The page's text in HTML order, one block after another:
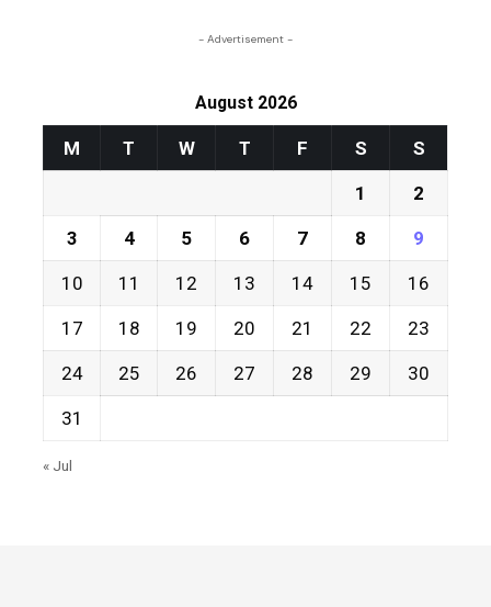
- Advertisement -
August 2026
M T W T F S S
1 2
3 4 5 6 7 8 9
10 11 12 13 14 15 16
17 18 19 20 21 22 23
24 25 26 27 28 29 30
31
« Jul